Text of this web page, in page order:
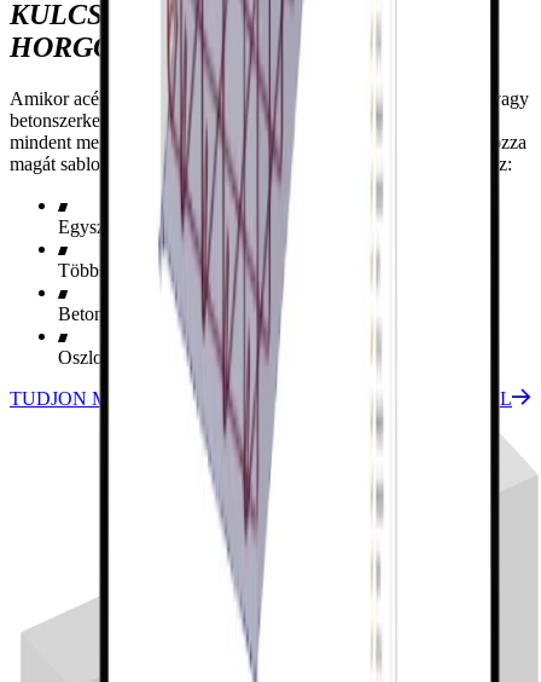
KULCSFONTOSSÁGÚ
HORGONYZÁSRA
Amikor acél szerkezeti elemeket csatlakoztat betonblokkokhoz vagy
betonszerkezeti elemekhez, más eszközök nem teszik lehetővé
mindent megtervezni és szabványellenőrzést végezni. Ne korlátozza
magát sablonokra, és használja a valódi vasalást a következőkhöz:
Egyszerű alapblokkokhoz
Többszintes talapzatokhoz
Betongerendákhoz
Oszlopokhoz
TUDJON MEG TÖBBET AZ ELRENDEZÉSI TÍPUSOKRÓL